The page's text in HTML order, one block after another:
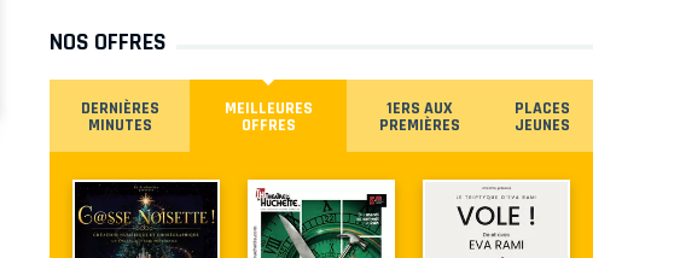
NOS OFFRES
DERNIÈRES
MINUTES
MEILLEURES
OFFRES
1ERS AUX
PREMIÈRES
PLACES
JEUNES